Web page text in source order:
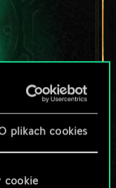
plikach cookies
cookie
talią?